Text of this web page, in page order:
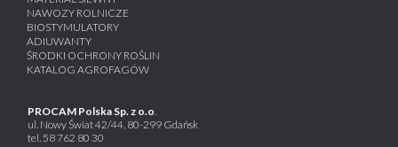
NAWOZY ROLNICZE
BIOSTYMULATORY
ADIUWANTY
ŚRODKI OCHRONY ROŚLIN
KATALOG AGROFAGÓW
PROCAM Polska Sp. z o.o
ul. Nowy Świat 42/44, 80-299 Gdańsk
tel. 58 762 80 30